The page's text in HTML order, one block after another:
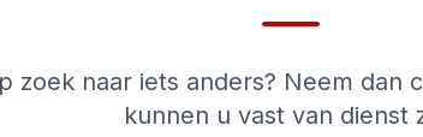
zoek naar iets anders? Neem dan
kunnen u vast van dienst